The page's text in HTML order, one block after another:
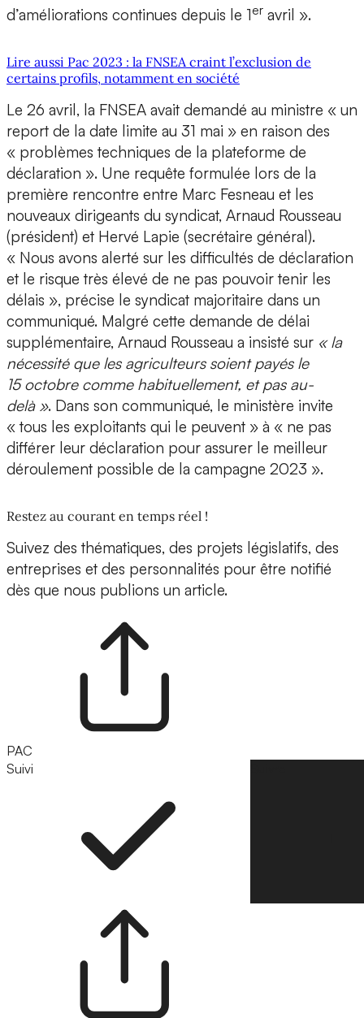
d’améliorations continues depuis le 1er avril ».
Lire aussi Pac 2023 : la FNSEA craint l’exclusion de
certains profils, notamment en société
Le 26 avril, la FNSEA avait demandé au ministre « un
report de la date limite au 31 mai » en raison des
« problèmes techniques de la plateforme de
déclaration ». Une requête formulée lors de la
première rencontre entre Marc Fesneau et les
nouveaux dirigeants du syndicat, Arnaud Rousseau
(président) et Hervé Lapie (secrétaire général).
« Nous avons alerté sur les difficultés de déclaration
et le risque très élevé de ne pas pouvoir tenir les
délais », précise le syndicat majoritaire dans un
communiqué. Malgré cette demande de délai
supplémentaire, Arnaud Rousseau a insisté sur « la
nécessité que les agriculteurs soient payés le
15 octobre comme habituellement, et pas au-
delà ». Dans son communiqué, le ministère invite
« tous les exploitants qui le peuvent » à « ne pas
différer leur déclaration pour assurer le meilleur
déroulement possible de la campagne 2023 ».
Restez au courant en temps réel !
Suivez des thématiques, des projets législatifs, des
entreprises et des personnalités pour être notifié
dès que nous publions un article.
PAC
Suivi